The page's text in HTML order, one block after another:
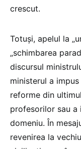
crescut.
Totuși, apelul la
„schimbarea
discursul
ministerul a
reforme din
profesorilor sau
domeniu. În
revenirea la